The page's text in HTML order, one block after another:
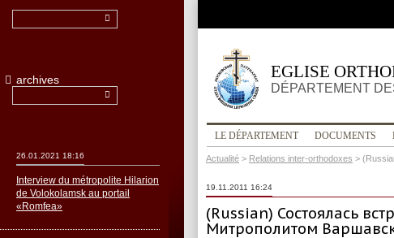
EGLISE
DÉPARTEMENT
LE DÉPARTEMENT DOCUMENTS
Actualité > Relations inter-orthodoxes >
19.11.2011 16:24
(Russian) Состоялась
Митрополитом
archives
26.01.2021 18:16
Interview du métropolite Hilarion
de Volokolamsk au portail
«Romfea»